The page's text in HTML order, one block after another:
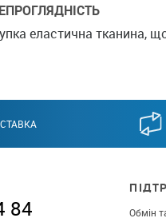
еластична тканина,
84
Обмін